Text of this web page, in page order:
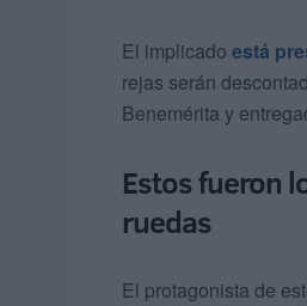
El implicado está
rejas serán
Benemérita y
Estos fueron
ruedas
El protagonista de